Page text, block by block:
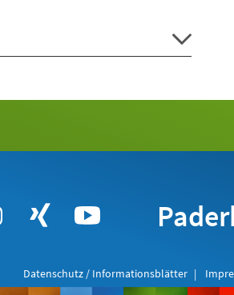
Datenschutz / Informationsblätter